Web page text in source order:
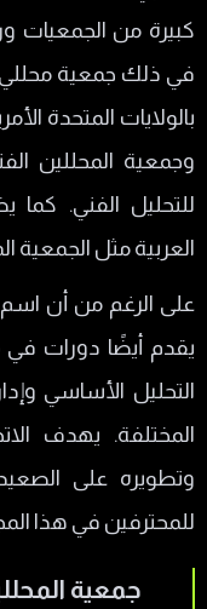
كبيرة من الجمعيات
في ذلك جمعية
بالولايات المتحدة
وجمعية المحللين
للتحليل الفني. كما
العربية مثل الجمعية
على الرغم من أن اسم
يقدم أيضًا دورات
التحليل الأساسي
المختلفة. يهدف
وتطويره على الصعيد
للمحترفين في هذا
جمعية